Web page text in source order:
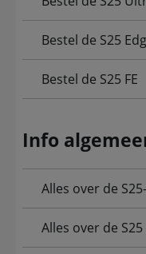
Bestel de S25
Bestel de S25 FE
Info
Alles over de
Alles over de S25